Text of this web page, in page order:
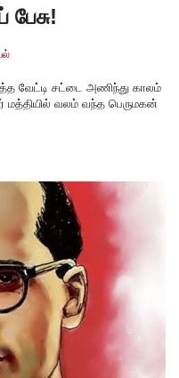
வேட்டி சட்டை அணிந்து காலம்
மத்தியில் வலம் வந்த பெருமகன்